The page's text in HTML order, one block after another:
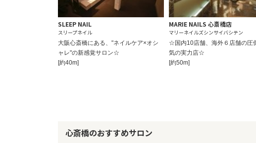
SLEEP NAIL
スリープネイル
大阪心斎橋にある、"ネイルケア×オシ
ャレ"の新感覚サロン☆
[約40m]
MARIE NAILS 心斎橋店
マリーネイルズシンサイバシテン
☆国内10店舗、海外６店舗の圧
気の実力店☆
[約50m]
心斎橋のおすすめサロン